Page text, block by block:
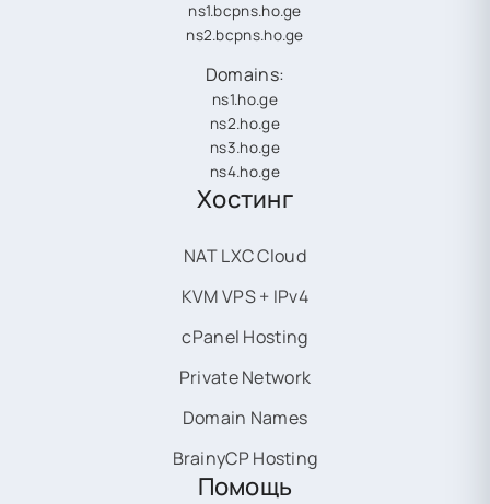
ns1.bcpns.ho.ge
ns2.bcpns.ho.ge
Domains:
ns1.ho.ge
ns2.ho.ge
ns3.ho.ge
ns4.ho.ge
Хостинг
NAT LXC Cloud
KVM VPS + IPv4
cPanel Hosting
Private Network
Domain Names
BrainyCP Hosting
Помощь